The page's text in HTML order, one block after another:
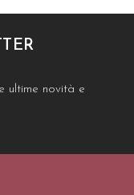
ultime novità e